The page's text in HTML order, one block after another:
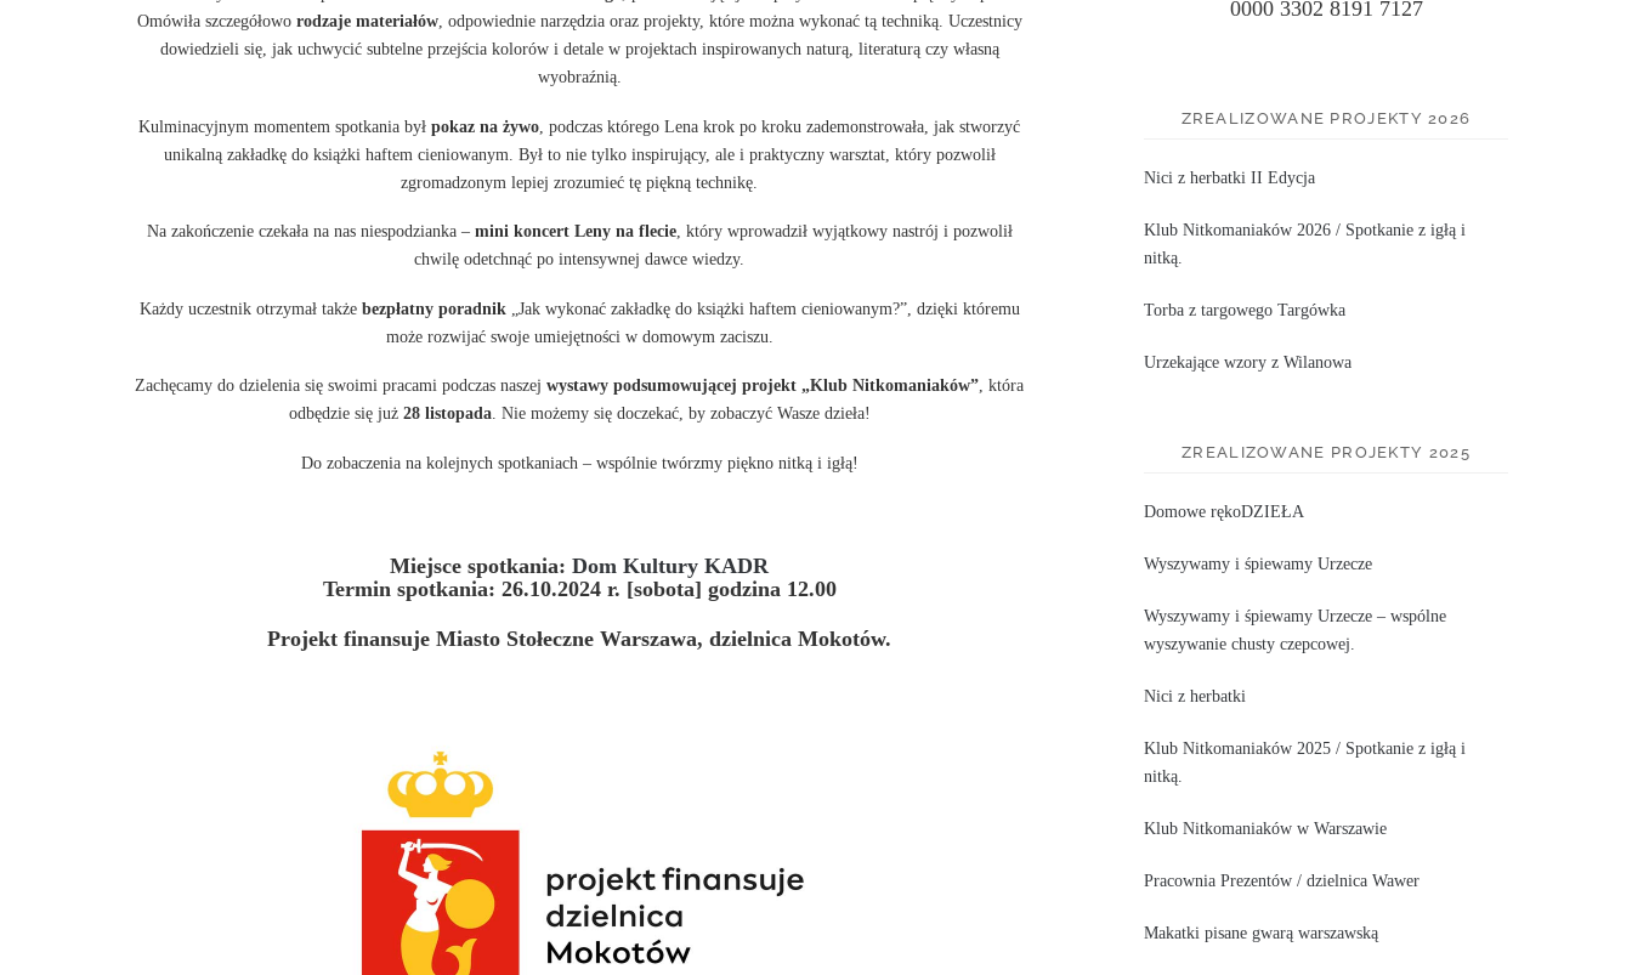
Omówiła szczegółowo rodzaje materiałów, odpowiednie narzędzia oraz projekty, które można wykonać tą techniką. Uczestnicy
dowiedzieli się, jak uchwycić subtelne przejścia kolorów i detale w projektach inspirowanych naturą, literaturą czy własną
wyobraźnią.
Kulminacyjnym momentem spotkania był pokaz na żywo , podczas którego Lena krok po kroku zademonstrowała, jak stworzyć
unikalną zakładkę do książki haftem cieniowanym. Był to nie tylko inspirujący, ale i praktyczny warsztat, który pozwolił
zgromadzonym lepiej zrozumieć tę piękną technikę.
Na zakończenie czekała na nas niespodzianka – mini koncert Leny na flecie, który wprowadził wyjątkowy nastrój i pozwolił
chwilę odetchnąć po intensywnej dawce wiedzy.
Każdy uczestnik otrzymał także bezpłatny poradnik„Jak wykonać zakładkę do książki haftem cieniowanym?”, dzięki któremu
może rozwijać swoje umiejętności w domowym zaciszu.
Zachęcamy do dzielenia się swoimi pracami podczas naszej wystawy podsumowującej projekt „Klub Nitkomaniaków”, która
odbędzie się już 28 listopada. Nie możemy się doczekać, by zobaczyć Wasze dzieła!
Do zobaczenia na kolejnych spotkaniach – wspólnie twórzmy piękno nitką i igłą!
Miejsce spotkania: Dom Kultury KADR
Termin spotkania: 26.10.2024 r. [sobota] godzina 12.00
Projekt finansuje Miasto Stołeczne Warszawa, dzielnica Mokotów.
0000 3302 8191 7127
ZREALIZOWANE PROJEKTY 2026
Nici z herbatki II Edycja
Klub Nitkomaniaków 2026 / Spotkanie z igłą i
nitką.
Torba z targowego Targówka
Urzekające wzory z Wilanowa
ZREALIZOWANE PROJEKTY 2025
Domowe rękoDZIEŁA
Wyszywamy i śpiewamy Urzecze
Wyszywamy i śpiewamy Urzecze – wspólne
wyszywanie chusty czepcowej.
Nici z herbatki
Klub Nitkomaniaków 2025 / Spotkanie z igłą i
nitką.
Klub Nitkomaniaków w Warszawie
Pracownia Prezentów / dzielnica Wawer
Makatki pisane gwarą warszawską